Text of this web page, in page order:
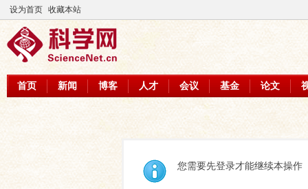
设为首页 收藏本站
首页 新闻 博客 人才 会议 基金 论文
您需要先登录才能继续本操作